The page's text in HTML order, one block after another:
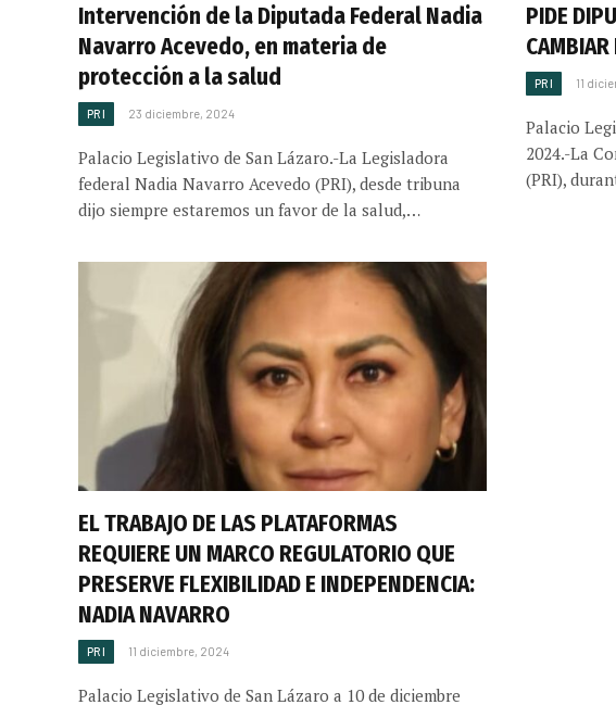
Intervención de la Diputada Federal Nadia
Navarro Acevedo, en materia de
protección a la salud
PRI 23 diciembre, 2024
Palacio Legislativo de San Lázaro.-La Legisladora
federal Nadia Navarro Acevedo (PRI), desde tribuna
dijo siempre estaremos un favor de la salud,…
PIDE
CAMBIAR
PRI 11
Palacio
2024.-La
(PRI),
EL TRABAJO DE LAS PLATAFORMAS
REQUIERE UN MARCO REGULATORIO QUE
PRESERVE FLEXIBILIDAD E INDEPENDENCIA:
NADIA NAVARRO
PRI 11 diciembre, 2024
Palacio Legislativo de San Lázaro a 10 de diciembre